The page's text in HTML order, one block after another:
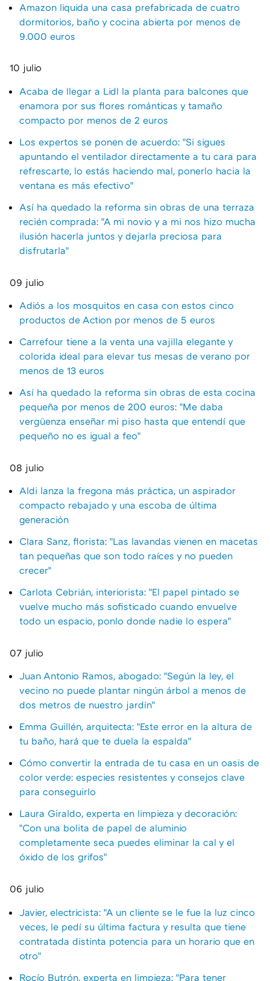
Amazon liquida una casa prefabricada de cuatro
dormitorios, baño y cocina abierta por menos de
9.000 euros
10 julio
Acaba de llegar a Lidl la planta para balcones que
enamora por sus flores románticas y tamaño
compacto por menos de 2 euros
Los expertos se ponen de acuerdo: "Si sigues
apuntando el ventilador directamente a tu cara para
refrescarte, lo estás haciendo mal, ponerlo hacia la
ventana es más efectivo"
Así ha quedado la reforma sin obras de una terraza
recién comprada: "A mi novio y a mi nos hizo mucha
ilusión hacerla juntos y dejarla preciosa para
disfrutarla"
09 julio
Adiós a los mosquitos en casa con estos cinco
productos de Action por menos de 5 euros
Carrefour tiene a la venta una vajilla elegante y
colorida ideal para elevar tus mesas de verano por
menos de 13 euros
Así ha quedado la reforma sin obras de esta cocina
pequeña por menos de 200 euros: "Me daba
vergüenza enseñar mi piso hasta que entendí que
pequeño no es igual a feo"
08 julio
Aldi lanza la fregona más práctica, un aspirador
compacto rebajado y una escoba de última
generación
Clara Sanz, florista: "Las lavandas vienen en macetas
tan pequeñas que son todo raíces y no pueden
crecer"
Carlota Cebrián, interiorista: "El papel pintado se
vuelve mucho más sofisticado cuando envuelve
todo un espacio, ponlo donde nadie lo espera"
07 julio
Juan Antonio Ramos, abogado: "Según la ley, el
vecino no puede plantar ningún árbol a menos de
dos metros de nuestro jardín"
Emma Guillén, arquitecta: "Este error en la altura de
tu baño, hará que te duela la espalda"
Cómo convertir la entrada de tu casa en un oasis de
color verde: especies resistentes y consejos clave
para conseguirlo
Laura Giraldo, experta en limpieza y decoración:
"Con una bolita de papel de aluminio
completamente seca puedes eliminar la cal y el
óxido de los grifos"
06 julio
Javier, electricista: "A un cliente se le fue la luz cinco
veces, le pedí su última factura y resulta que tiene
contratada distinta potencia para un horario que en
otro"
Rocío Butrón, experta en limpieza: "Para tener